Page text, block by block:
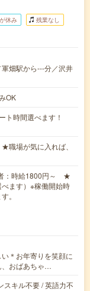
休み 残業なし
畑駅から---分／沢井
OK
時間選べます！
場が気に入れば、
：時給1800円～ ★
ます）※稼働開始時
。
＊お年寄りを笑顔に
、おばあちゃ…
スキル不要 / 英語力不